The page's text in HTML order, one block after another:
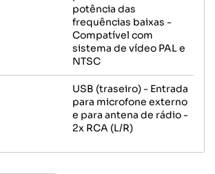
potência das
frequências baixas -
Compatível com
sistema de vídeo PAL e
NTSC
USB (traseiro) - Entrada
para microfone externo
e para antena de rádio -
2x RCA (L/R)